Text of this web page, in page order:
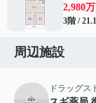
2,980
3階 /
周辺施設
ドラッグス